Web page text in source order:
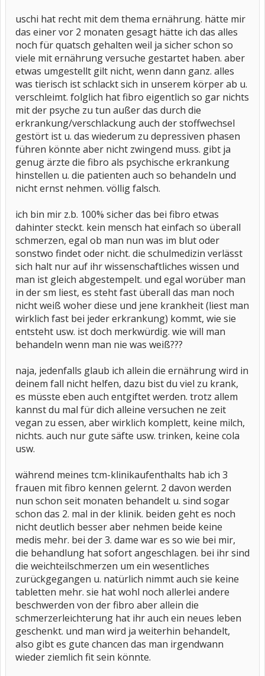
uschi hat recht mit dem thema ernährung. hätte mir
das einer vor 2 monaten gesagt hätte ich das alles
noch für quatsch gehalten weil ja sicher schon so
viele mit ernährung versuche gestartet haben. aber
etwas umgestellt gilt nicht, wenn dann ganz. alles
was tierisch ist schlackt sich in unserem körper ab u.
verschleimt. folglich hat fibro eigentlich so gar nichts
mit der psyche zu tun außer das durch die
erkrankung/verschlackung auch der stoffwechsel
gestört ist u. das wiederum zu depressiven phasen
führen könnte aber nicht zwingend muss. gibt ja
genug ärzte die fibro als psychische erkrankung
hinstellen u. die patienten auch so behandeln und
nicht ernst nehmen. völlig falsch.
ich bin mir z.b. 100% sicher das bei fibro etwas
dahinter steckt. kein mensch hat einfach so überall
schmerzen, egal ob man nun was im blut oder
sonstwo findet oder nicht. die schulmedizin verlässt
sich halt nur auf ihr wissenschaftliches wissen und
man ist gleich abgestempelt. und egal worüber man
in der sm liest, es steht fast überall das man noch
nicht weiß woher diese und jene krankheit (liest man
wirklich fast bei jeder erkrankung) kommt, wie sie
entsteht usw. ist doch merkwürdig. wie will man
behandeln wenn man nie was weiß???
naja, jedenfalls glaub ich allein die ernährung wird in
deinem fall nicht helfen, dazu bist du viel zu krank,
es müsste eben auch entgiftet werden. trotz allem
kannst du mal für dich alleine versuchen ne zeit
vegan zu essen, aber wirklich komplett, keine milch,
nichts. auch nur gute säfte usw. trinken, keine cola
usw.
während meines tcm-klinikaufenthalts hab ich 3
frauen mit fibro kennen gelernt. 2 davon werden
nun schon seit monaten behandelt u. sind sogar
schon das 2. mal in der klinik. beiden geht es noch
nicht deutlich besser aber nehmen beide keine
medis mehr. bei der 3. dame war es so wie bei mir,
die behandlung hat sofort angeschlagen. bei ihr sind
die weichteilschmerzen um ein wesentliches
zurückgegangen u. natürlich nimmt auch sie keine
tabletten mehr. sie hat wohl noch allerlei andere
beschwerden von der fibro aber allein die
schmerzerleichterung hat ihr auch ein neues leben
geschenkt. und man wird ja weiterhin behandelt,
also gibt es gute chancen das man irgendwann
wieder ziemlich fit sein könnte.